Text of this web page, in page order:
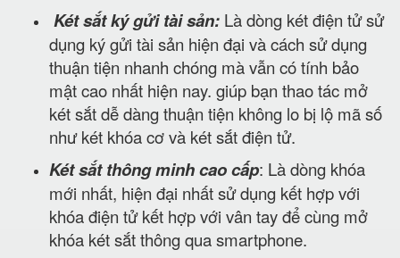
Két sắt ký gửi tài sản: Là dòng két điện tử sử
dụng ký gửi tài sản hiện đại và cách sử dụng
thuận tiện nhanh chóng mà vẫn có tính bảo
mật cao nhất hiện nay. giúp bạn thao tác mở
két sắt dễ dàng thuận tiện không lo bị lộ mã số
như két khóa cơ và két sắt điện tử.
Két sắt thông minh cao cấp: Là dòng khóa
mới nhất, hiện đại nhất sử dụng kết hợp với
khóa điện tử kết hợp với vân tay để cùng mở
khóa két sắt thông qua smartphone.